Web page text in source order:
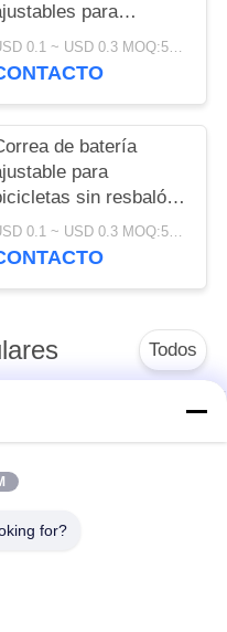
para
accesorios
bicicleta con
USD 0.1 ~ USD 0.3 MOQ:500 ejemplares
de batería
para
sin resbalón
un transporte
de bicicletas
USD 0.1 ~ USD 0.3 MOQ:500 ejemplares
Todos
encargo del gancho y
for?